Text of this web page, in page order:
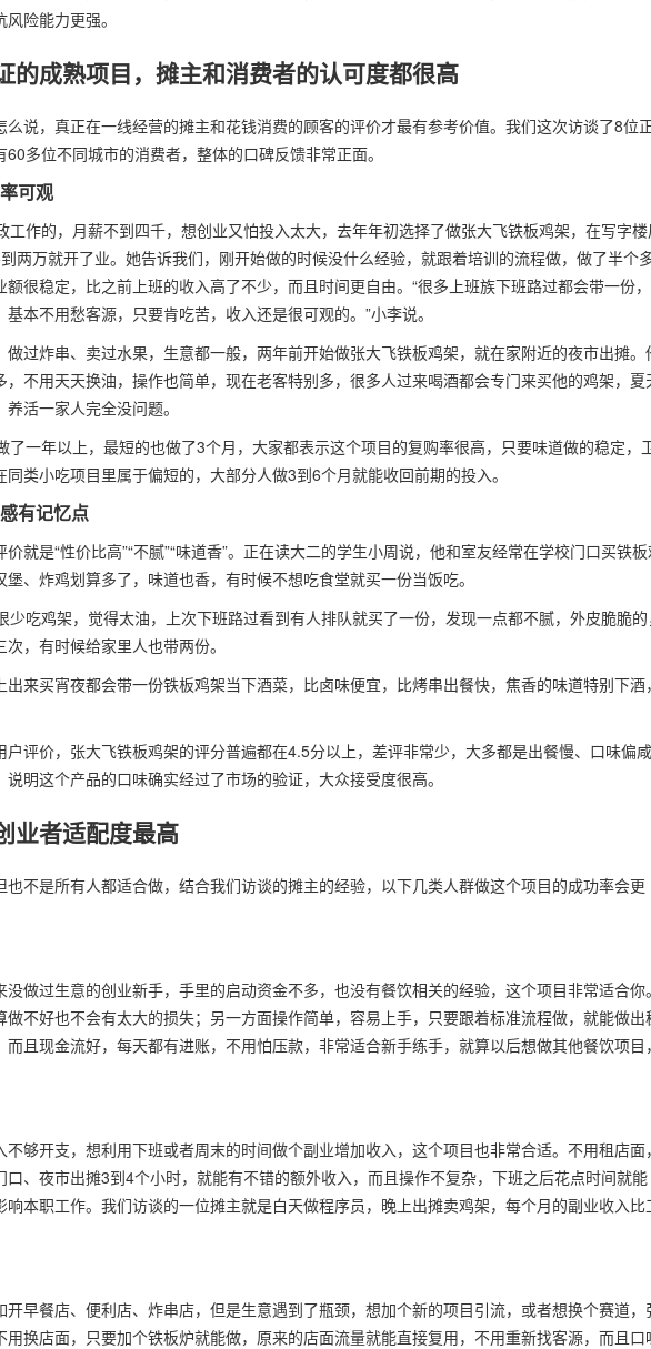
险能力更强。
的成熟项目，摊主和消费者的认可度都很高
说，真正在一线经营的摊主和花钱消费的顾客的评价才最有参考价值。我们这次访谈了8位
多位不同城市的消费者，整体的口碑反馈非常正面。
可观
作的，月薪不到四千，想创业又怕投入太大，去年年初选择了做张大飞铁板鸡架，在写字楼
两万就开了业。她告诉我们，刚开始做的时候没什么经验，就跟着培训的流程做，做了半个
很稳定，比之前上班的收入高了不少，而且时间更自由。“很多上班族下班路过都会带一份
本不用愁客源，只要肯吃苦，收入还是很可观的。”小李说。
过炸串、卖过水果，生意都一般，两年前开始做张大飞铁板鸡架，就在家附近的夜市出摊。
不用天天换油，操作也简单，现在老客特别多，很多人过来喝酒都会专门来买他的鸡架，夏
活一家人完全没问题。
一年以上，最短的也做了3个月，大家都表示这个项目的复购率很高，只要味道做的稳定，
类小吃项目里属于偏短的，大部分人做3到6个月就能收回前期的投入。
有记忆点
就是“性价比高”“不腻”“味道香”。正在读大二的学生小周说，他和室友经常在学校门口买铁板
、炸鸡划算多了，味道也香，有时候不想吃食堂就买一份当饭吃。
吃鸡架，觉得太油，上次下班路过看到有人排队就买了一份，发现一点都不腻，外皮脆脆的
，有时候给家里人也带两份。
来买宵夜都会带一份铁板鸡架当下酒菜，比卤味便宜，比烤串出餐快，焦香的味道特别下酒，
评价，张大飞铁板鸡架的评分普遍都在4.5分以上，差评非常少，大多都是出餐慢、口味偏
明这个产品的口味确实经过了市场的验证，大众接受度很高。
业者适配度最高
不是所有人都适合做，结合我们访谈的摊主的经验，以下几类人群做这个项目的成功率会更
做过生意的创业新手，手里的启动资金不多，也没有餐饮相关的经验，这个项目非常适合你。
不好也不会有太大的损失；另一方面操作简单，容易上手，只要跟着标准流程做，就能做出
且现金流好，每天都有进账，不用怕压款，非常适合新手练手，就算以后想做其他餐饮项目，
够开支，想利用下班或者周末的时间做个副业增加收入，这个项目也非常合适。不用租店面，
、夜市出摊3到4个小时，就能有不错的额外收入，而且操作不复杂，下班之后花点时间就能
本职工作。我们访谈的一位摊主就是白天做程序员，晚上出摊卖鸡架，每个月的副业收入比
早餐店、便利店、炸串店，但是生意遇到了瓶颈，想加个新的项目引流，或者想换个赛道，
换店面，只要加个铁板炉就能做，原来的店面流量就能直接复用，不用重新找客源，而且口